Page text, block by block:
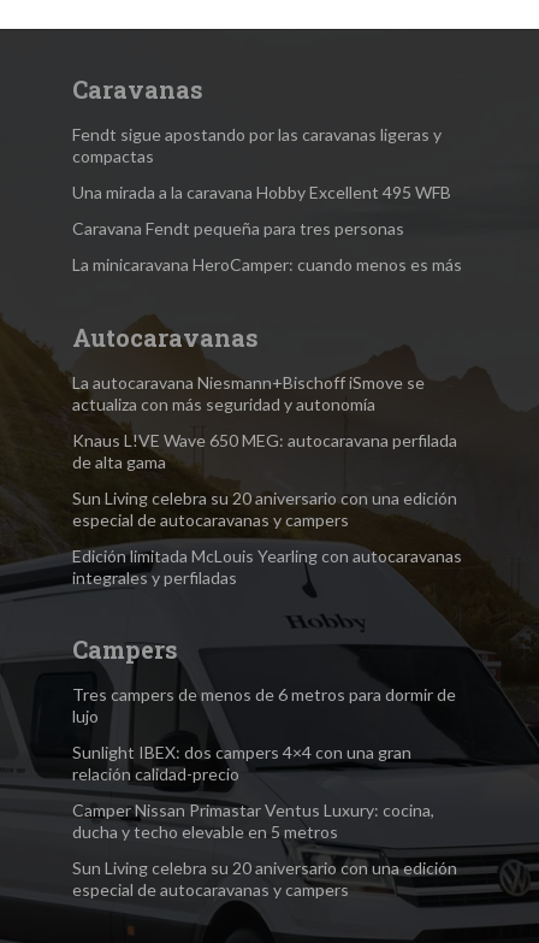
Caravanas
Fendt sigue apostando por las caravanas ligeras y
compactas
Una mirada a la caravana Hobby Excellent 495 WFB
Caravana Fendt pequeña para tres personas
La minicaravana HeroCamper: cuando menos es más
Autocaravanas
La autocaravana Niesmann+Bischoff iSmove se
actualiza con más seguridad y autonomía
Knaus L!VE Wave 650 MEG: autocaravana perfilada
de alta gama
Sun Living celebra su 20 aniversario con una edición
especial de autocaravanas y campers
Edición limitada McLouis Yearling con autocaravanas
integrales y perfiladas
Campers
Tres campers de menos de 6 metros para dormir de
lujo
Sunlight IBEX: dos campers 4×4 con una gran
relación calidad-precio
Camper Nissan Primastar Ventus Luxury: cocina,
ducha y techo elevable en 5 metros
Sun Living celebra su 20 aniversario con una edición
especial de autocaravanas y campers